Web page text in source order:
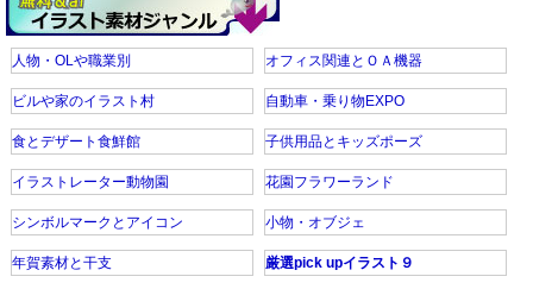
人物・OLや職業別 オフィス関連とＯＡ機器
ビルや家のイラスト村 自動車・乗り物EXPO
食とデザート食鮮館 子供用品とキッズポーズ
イラストレーター動物園 花園フラワーランド
シンボルマークとアイコン 小物・オブジェ
年賀素材と干支 厳選pick upイラスト９